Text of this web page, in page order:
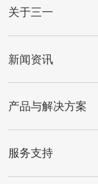
关于三一
新闻资讯
产品与解决方案
服务支持